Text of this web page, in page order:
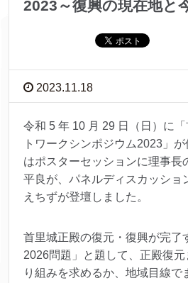
2023～復興の現在地と
2023.11.18
令和 5 年 10 月 29 日（日）に
トワークシンポジウム2023」
はポスターセッションに理事長
平良が、パネルディスカッショ
えちずが登壇しました。
首里城正殿の復元・復興が完了
2026問題」と題して、正殿復
り組みを求めるか、地域目線で